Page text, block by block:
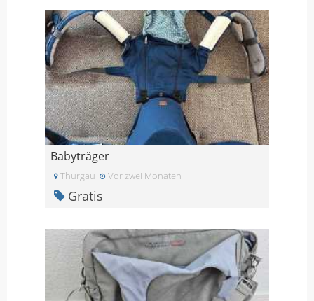
Babyträger
Thurgau Vor zwei Monaten
Gratis